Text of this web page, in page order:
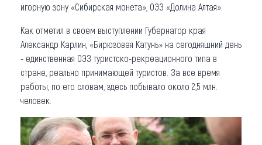
игорную зону «Сибирская монета», ОЭЗ «Долина Алтая».
Как отметил в своем выступлении Губернатор края
Александр Карлин, «Бирюзовая Катунь» на сегодняшний день
- единственная ОЭЗ туристско-рекреационного типа в
стране, реально принимающей туристов. За все время
работы, по его словам, здесь побывало около 2,5 млн.
человек.